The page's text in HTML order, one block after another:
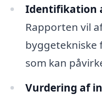
Identifikation
Rapporten vil
byggetekniske
som kan
Vurdering af